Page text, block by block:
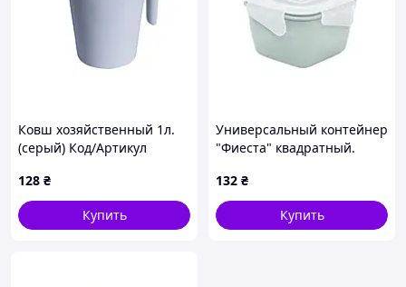
Ковш хозяйственный 1л.
(серый) Код/Артикул
128 ₴
Купить
Универсальный контейнер
"Фиеста" квадратный.
Артикул 168059
132 ₴
Купить